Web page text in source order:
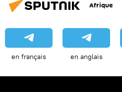
Afrique
en français en anglais